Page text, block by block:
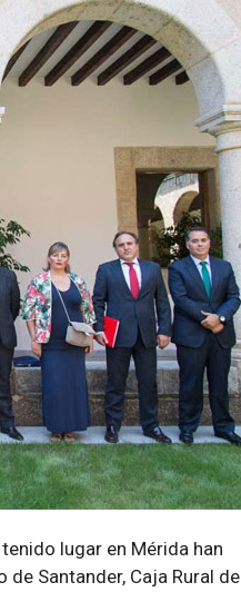
lugar en Mérida han
Santander, Caja Rural de